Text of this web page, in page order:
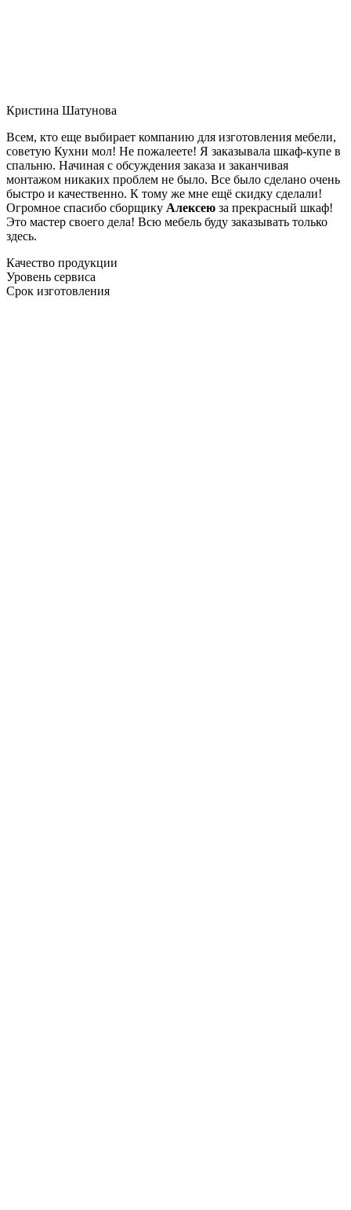
Кристина Шатунова
Всем, кто еще выбирает компанию для изготовления мебели,
советую Кухни мол! Не пожалеете! Я заказывала шкаф-купе в
спальню. Начиная с обсуждения заказа и заканчивая
монтажом никаких проблем не было. Все было сделано очень
быстро и качественно. К тому же мне ещё скидку сделали!
Огромное спасибо сборщику Алексею за прекрасный шкаф!
Это мастер своего дела! Всю мебель буду заказывать только
здесь.
Качество продукции
Уровень сервиса
Срок изготовления